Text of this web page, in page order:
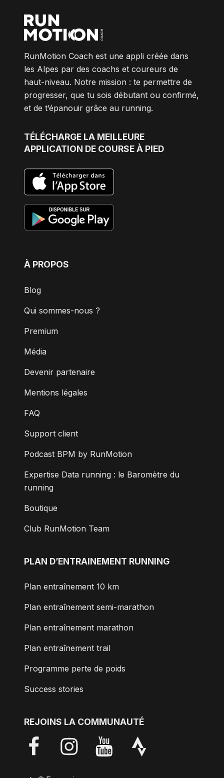
RunMotion Coach est une appli créée dans
les Alpes par des coachs et coureurs de
haut-niveau. Notre mission : te permettre de
progresser, que tu sois débutant ou confirmé,
et de t’épanouir grâce au running.
TÉLÉCHARGE LA MEILLEURE
APPLICATION DE COURSE À PIED
À PROPOS
Blog
Qui sommes-nous ?
Premium
Média
Devenir partenaire
Mentions légales
FAQ
Support client
Podcast BPM by RunMotion
Expertise Data running : le Baromètre du
running
Boutique
Club RunMotion Team
PLAN D’ENTRAINEMENT RUNNING
Plan entraînement 10 km
Plan entraînement semi-marathon
Plan entraînement marathon
Plan entraînement trail
Programme perte de poids
Success stories
REJOINS LA COMMUNAUTÉ